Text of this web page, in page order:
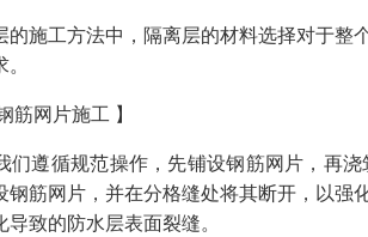
的施工方法中，隔离层的材料选择对于
筋网片施工 】
们遵循规范操作，先铺设钢筋网片，再
钢筋网片，并在分格缝处将其断开，以
致的防水层表面裂缝。